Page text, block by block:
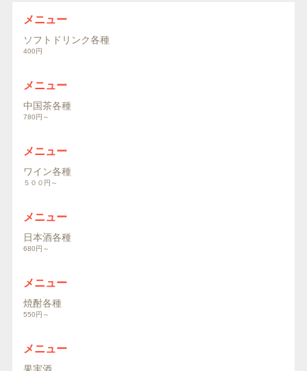
メニュー
ソフトドリンク各種
400円
メニュー
中国茶各種
780円～
メニュー
ワイン各種
５００円～
メニュー
日本酒各種
680円～
メニュー
焼酎各種
550円～
メニュー